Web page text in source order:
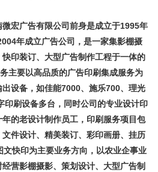
宏广告有限公司前身是成立于1995年
年成立广告公司，是一家集影棚摄
印装订、大型广告制作工程于一体的
主要以高品质的广告印刷集成服务为
设备，如佳能7000、施乐700、理光
印刷设备多台，同时公司的专业设计印
的老设计制作员工，印刷服务项目包
件设计、精美装订、彩印画册、挂历
快印为主要业务方向，以农业企事业
营影棚摄影、策划设计、大型广告制